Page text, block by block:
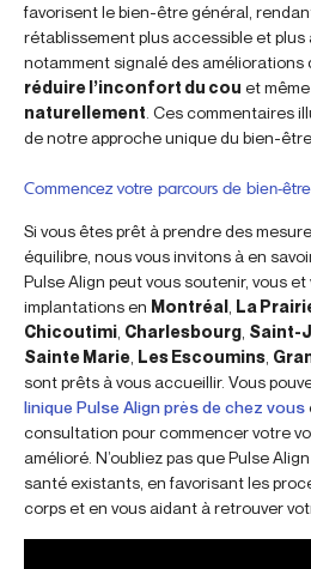
favorisent le bien-être général,
rétablissement plus accessible et
notamment signalé des améliorations
réduire l’inconfort du cou et même
naturellement. Ces commentaires
de notre approche unique du bien-
Commencez votre parcours de bien-
Si vous êtes prêt à prendre des
équilibre, nous vous invitons à en
Pulse Align peut vous soutenir, vous
implantations en Montréal La
Chicoutimi Charlesbourg Saint-
Sainte Marie Les Escoumins
sont prêts à vous accueillir. Vous
linique Pulse Align près de chez vous
consultation pour commencer votre
amélioré. N’oubliez pas que Pulse
santé existants, en favorisant les
corps et en vous aidant à retrouver